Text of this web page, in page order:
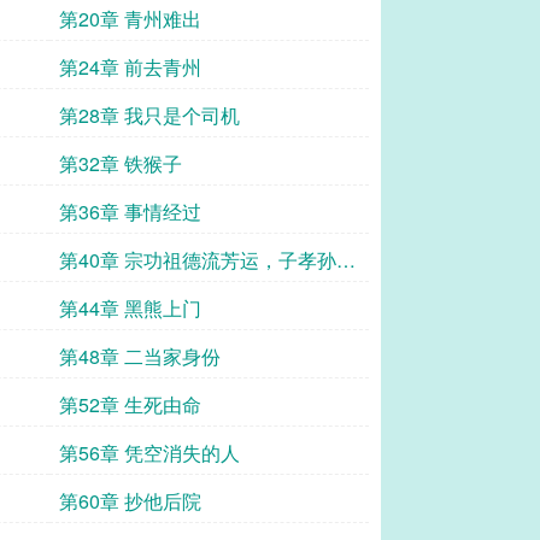
第20章 青州难出
第24章 前去青州
第28章 我只是个司机
第32章 铁猴子
第36章 事情经过
第40章 宗功祖德流芳运，子孝孙贤
世泽长
第44章 黑熊上门
第48章 二当家身份
第52章 生死由命
第56章 凭空消失的人
第60章 抄他后院